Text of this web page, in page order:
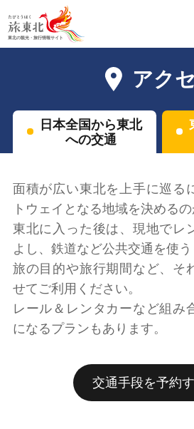
アク
日本全国から東北
への交通
面積が広い東北を上手に巡る
トウェイとなる地域を決めるの
東北に入った後は、現地でレ
よし、鉄道など公共交通を使う
旅の目的や旅行期間など、そ
せてご利用ください。
レール＆レンタカーなど組み
になるプランもあります。
交通手段を予約